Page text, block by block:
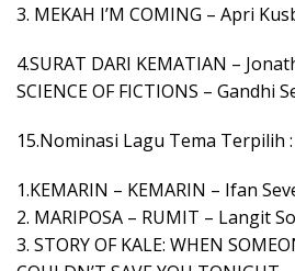
3. MEKAH I’M COMING – Apri
4.SURAT DARI KEMATIAN –
SCIENCE OF FICTIONS – Gandhi
15.Nominasi Lagu Tema Terpilih :
1.KEMARIN – KEMARIN – Ifan
2. MARIPOSA – RUMIT – Langit
3. STORY OF KALE: WHEN